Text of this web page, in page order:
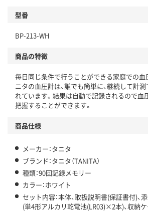
型番
BP-213-WH
商品の特徴
毎日同じ条件で行うことができる家庭での血
ニタの血圧計は、誰でも簡単に、継続して計
れています。結果は自動で記録されるので血
把握することができます。
商品仕様
メーカー：タニタ
ブランド：タニタ（TANITA）
種類：90回記録メモリー
カラー：ホワイト
セット内容：本体、取扱説明書(保証書付)、
(単4形アルカリ乾電池(LR03)×2本)、収納